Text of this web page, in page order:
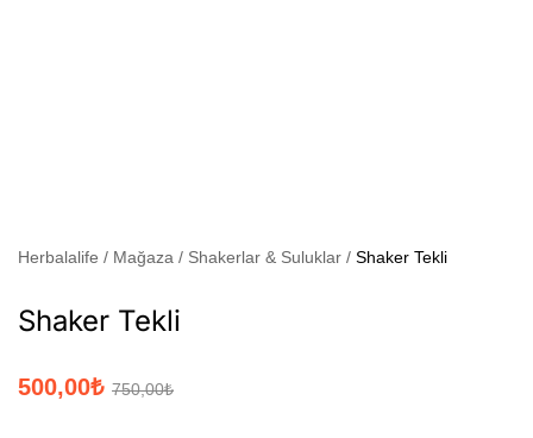
Herbalalife Mağaza Shakerlar & Suluklar Shaker Tekli
Shaker Tekli
750,00₺
500,00₺